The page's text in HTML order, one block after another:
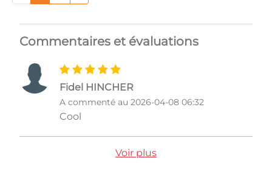
Commentaires et évaluations
Fidel HINCHER
A commenté au 2026-04-08 06:32
Cool
Voir plus